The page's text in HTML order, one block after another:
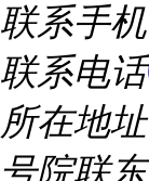
联系手机
联系电话
所在地址
号院联